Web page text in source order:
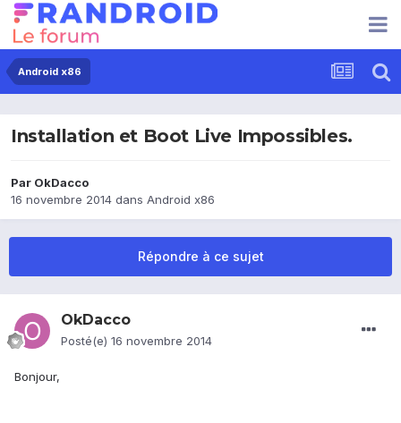
Android x86
Installation et Boot Live Impossibles.
Par OkDacco
16 novembre 2014 dans Android x86
Répondre à ce sujet
OkDacco
Posté(e) 16 novembre 2014
Bonjour,